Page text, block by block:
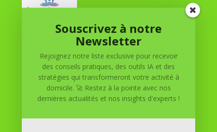
Réussite à Domicile
Réussite à Domicile est votre partenaire de confiance
pour atteindre vos objectifs depuis le confort de votre
maison. Nous offrons des solutions personnalisées pour
vous aider à réussir.
Souscrivez à notre
Newsletter
Rejoignez notre liste exclusive pour recevoir
des conseils pratiques, des outils IA et des
stratégies qui transformeront votre activité à
domicile. 🚀 Restez à la pointe avec nos
dernières actualités et nos insights d'experts !